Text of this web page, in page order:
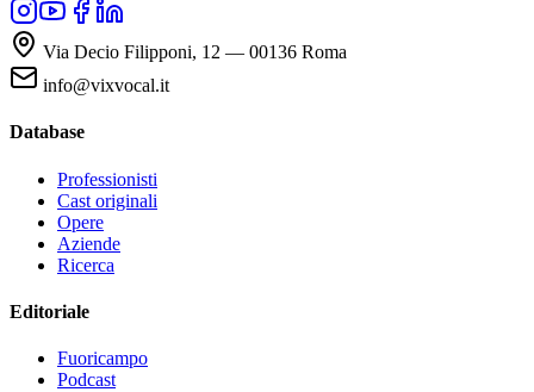
Via Decio Filipponi, 12 — 00136 Roma
info@vixvocal.it
Database
Professionisti
Cast originali
Opere
Aziende
Ricerca
Editoriale
Fuoricampo
Podcast